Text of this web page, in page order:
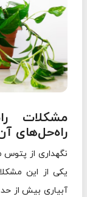
مشکلات
راه‌حل‌های
نگهداری از
یکی از این
آبیاری بیش از